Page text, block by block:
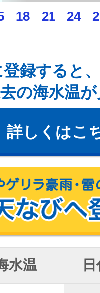
18 21 24
録すると
の海水温
詳しくはこ
水温